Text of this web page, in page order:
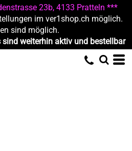
23b, 4133 Pratteln ***
im ver1shop.ch möglich.
sind möglich.
sind weiterhin aktiv und bestellbar